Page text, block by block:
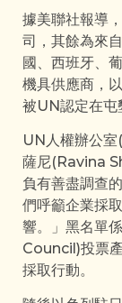
據美聯社報導
司，其餘為來
國、西班牙、
機具供應商，
被UN認定在屯
UN人權辦公
薩尼(Ravina
負有善盡調查
們呼籲企業採
響。」黑名單
Council)投票
採取行動。